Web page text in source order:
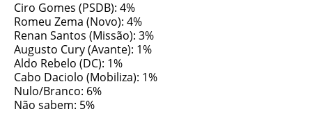
Ciro Gomes (PSDB): 4%
Romeu Zema (Novo): 4%
Renan Santos (Missão): 3%
Augusto Cury (Avante): 1%
Aldo Rebelo (DC): 1%
Cabo Daciolo (Mobiliza): 1%
Nulo/Branco: 6%
Não sabem: 5%